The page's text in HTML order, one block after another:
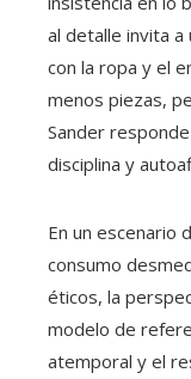
al detalle invita
con la ropa y el
menos piezas,
Sander
disciplina y
En un escenario
consumo
éticos, la
modelo de
atemporal y el